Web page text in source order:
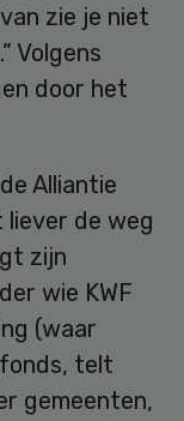
zie je niet
Volgens
door het
Alliantie
liever de weg
zijn
wie KWF
(waar
telt
gemeenten,